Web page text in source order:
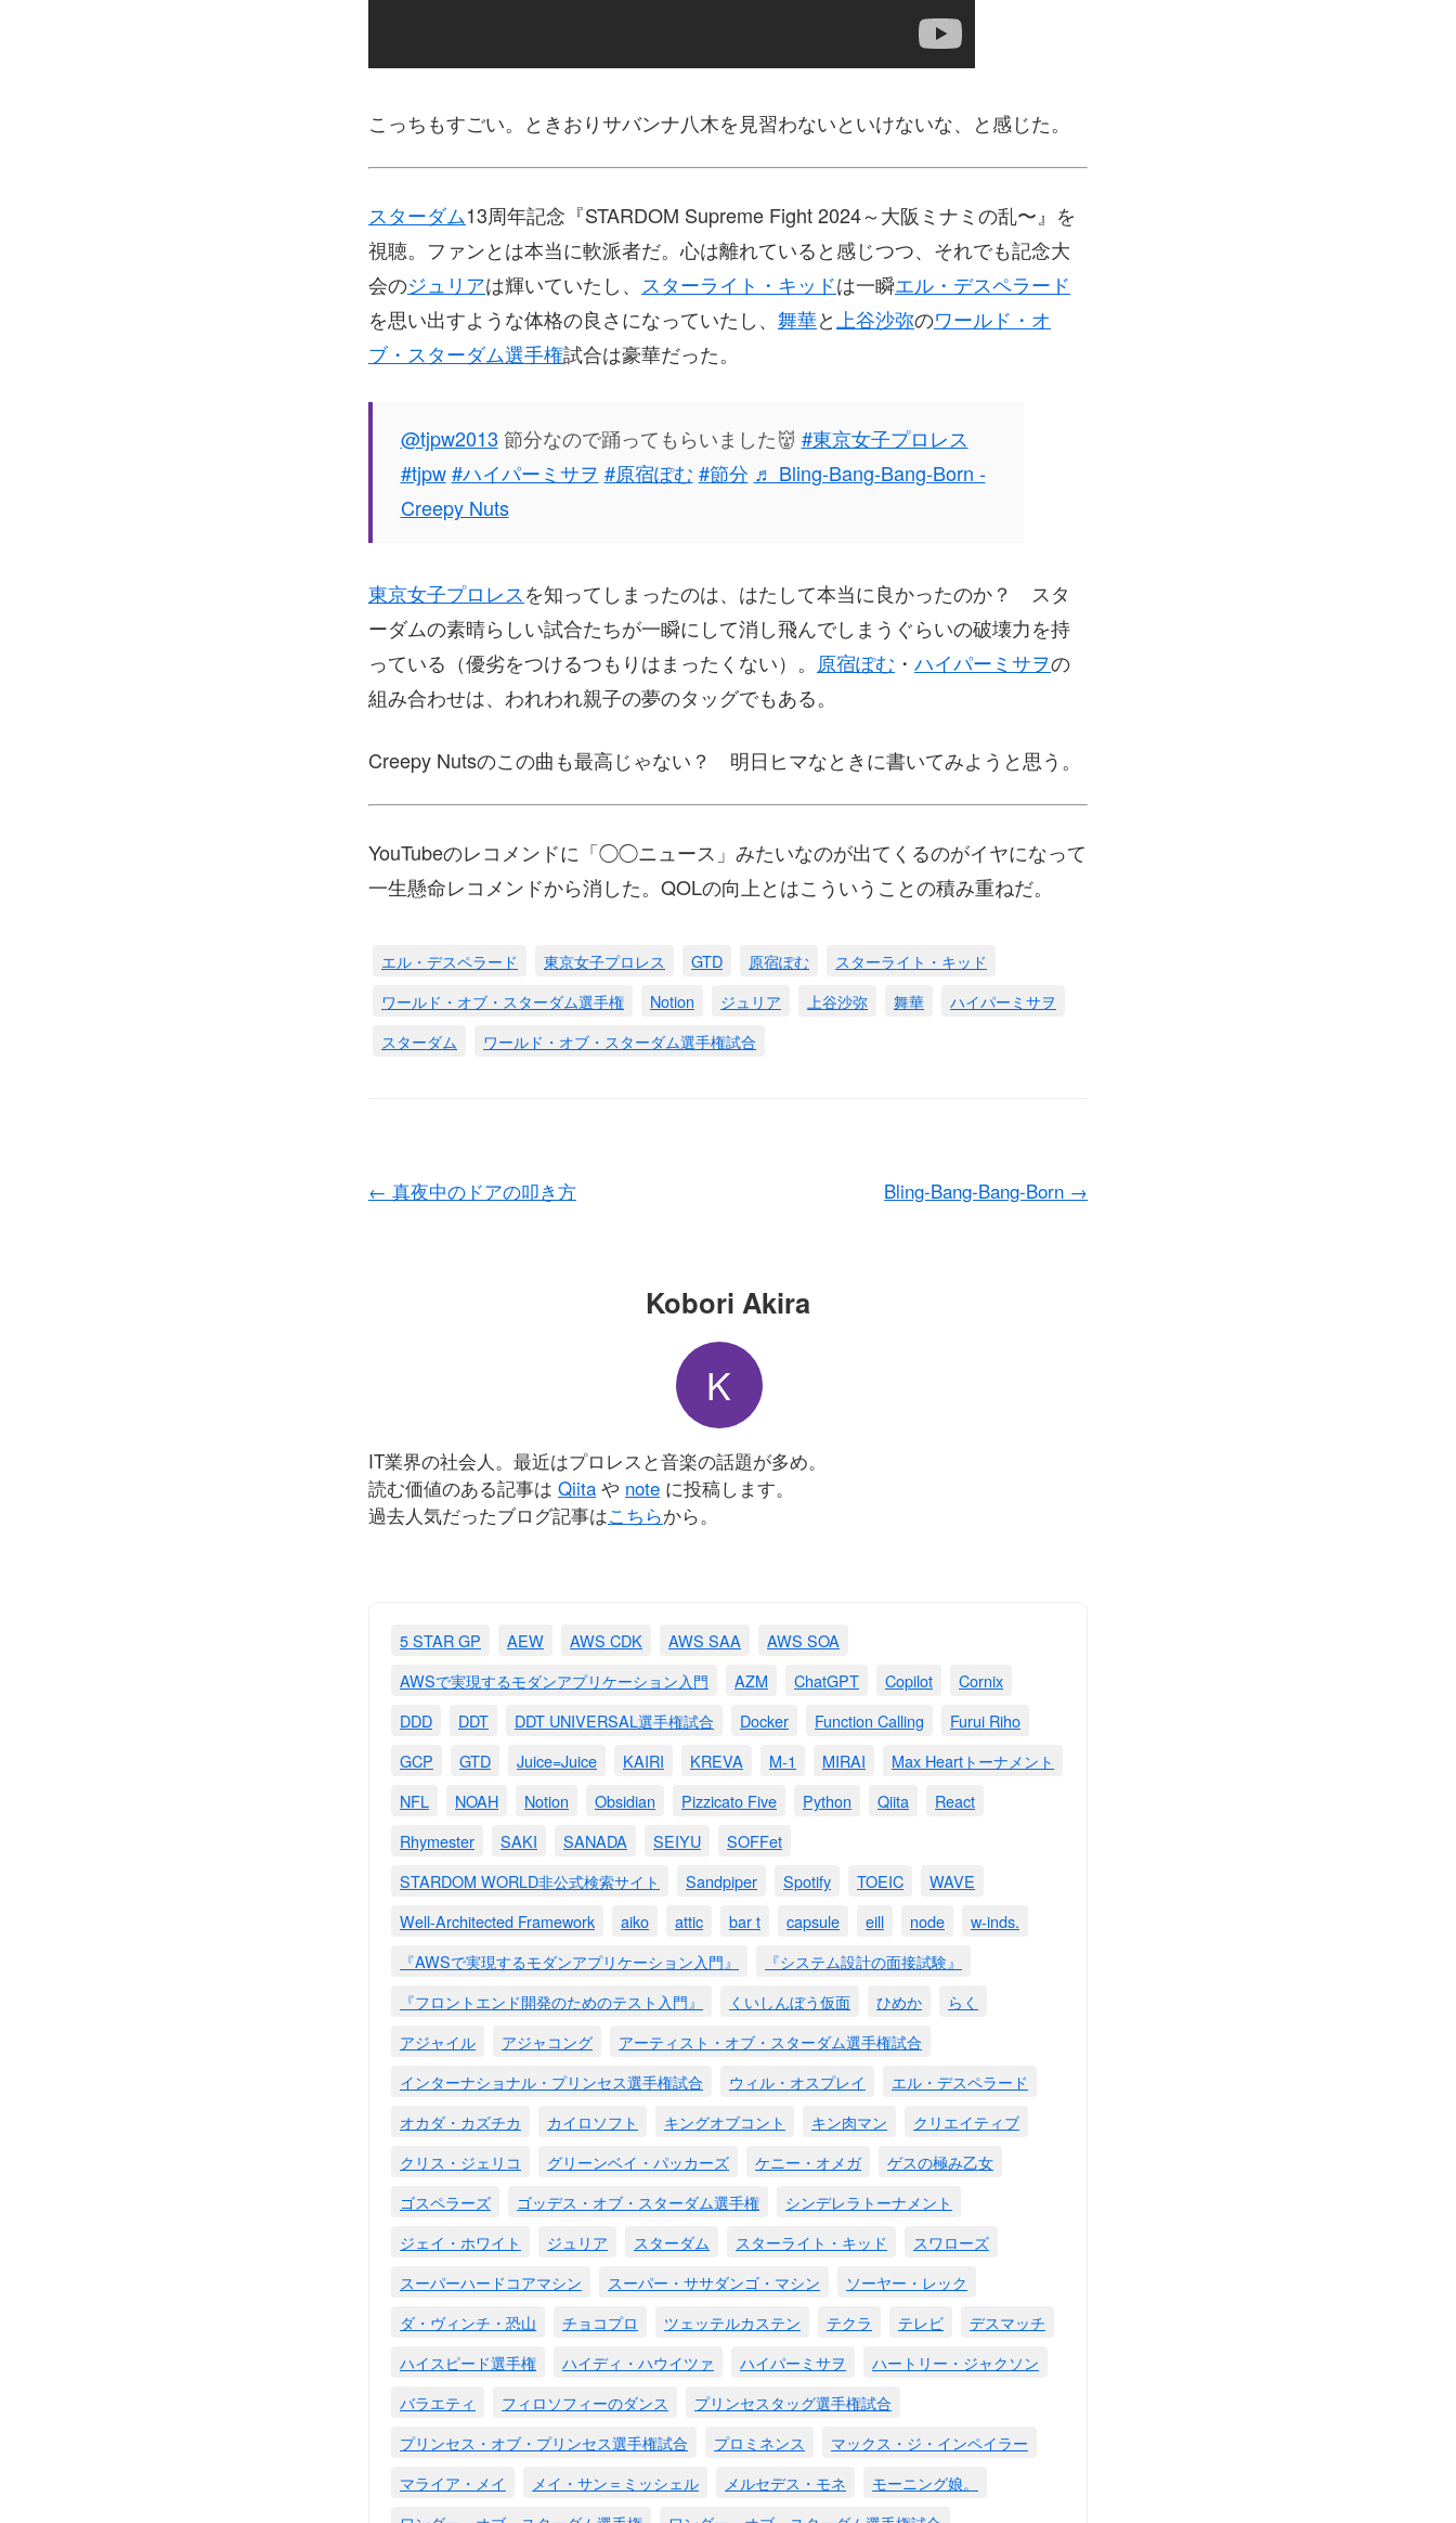
こっちもすごい。ときおりサバンナ八木を見習わないといけないな、と感じた。
スターダム13周年記念『STARDOM Supreme Fight 2024～大阪ミナミの乱〜』を
視聴。ファンとは本当に軟派者だ。心は離れていると感じつつ、それでも記念大
会のジュリアは輝いていたし、 スターライト・キッドは一瞬エル・デスペラード
を思い出すような体格の良さになっていたし、 舞華と 上谷沙弥のワールド・オ
ブ・スターダム選手権試合は豪華だった。
@tjpw2013 節分なので踊ってもらいました👹 #東京女子プロレス
#tjpw #ハイパーミサヲ #原宿ぽむ #節分 ♬ Bling-Bang-Bang-Born -
Creepy Nuts
東京女子プロレスを知ってしまったのは、はたして本当に良かったのか？ スタ
ーダムの素晴らしい試合たちが一瞬にして消し飛んでしまうぐらいの破壊力を持
っている（優劣をつけるつもりはまったくない）。 原宿ぽむ ・ ハイパーミサヲの
組み合わせは、われわれ親子の夢のタッグでもある。
Creepy Nutsのこの曲も最高じゃない？ 明日ヒマなときに書いてみようと思う。
YouTubeのレコメンドに「◯◯ニュース」みたいなのが出てくるのがイヤになって
一生懸命レコメンドから消した。QOLの向上とはこういうことの積み重ねだ。
エル・デスペラード 東京女子プロレス GTD 原宿ぽむ
スターライト・キッド
ワールド・オブ・スターダム選手権
Notion ジュリア 上谷沙弥 舞華
ハイパーミサヲ
スターダム
ワールド・オブ・スターダム選手権試合
← 真夜中のドアの叩き方 Bling-Bang-Bang-Born →
Kobori Akira
K
IT業界の社会人。最近はプロレスと音楽の話題が多め。
読む価値のある記事は Qiita や note に投稿します。
過去人気だったブログ記事はこちらから。
5 STAR GP AEW AWS CDK AWS SAA
AWS SOA
AWSで実現するモダンアプリケーション入門
AZM ChatGPT Copilot
Cornix
DDD
DDT DDT UNIVERSAL選手権試合 Docker Function Calling
Furui Riho
GCP
GTD Juice=Juice KAIRI KREVA M-1 MIRAI
Max Heartトーナメント
NFL
NOAH Notion Obsidian Pizzicato Five Python Qiita
React
Rhymester
SAKI SANADA SEIYU
SOFFet
STARDOM WORLD非公式検索サイト
Sandpiper Spotify TOEIC
WAVE
Well-Architected Framework
aiko attic bar t capsule eill node
w-inds.
『AWSで実現するモダンアプリケーション入門』
『システム設計の面接試験』
『フロントエンド開発のためのテスト入門』
くいしんぼう仮面 ひめか
らく
アジャイル
アジャコング
アーティスト・オブ・スターダム選手権試合
インターナショナル・プリンセス選手権試合
ウィル・オスプレイ
エル・デスペラード
オカダ・カズチカ
カイロソフト キングオブコント キン肉マン
クリエイティブ
クリス・ジェリコ
グリーンベイ・パッカーズ ケニー・オメガ
ゲスの極み乙女
ゴスペラーズ
ゴッデス・オブ・スターダム選手権
シンデレラトーナメント
ジェイ・ホワイト
ジュリア スターダム スターライト・キッド
スワローズ
スーパーハードコアマシン
スーパー・ササダンゴ・マシン
ソーヤー・レック
ダ・ヴィンチ・恐山
チョコプロ ツェッテルカステン テクラ テレビ
デスマッチ
ハイスピード選手権
ハイディ・ハウイツァ ハイパーミサヲ
ハートリー・ジャクソン
バラエティ
フィロソフィーのダンス
プリンセスタッグ選手権試合
プリンセス・オブ・プリンセス選手権試合
プロミネンス
マックス・ジ・インペイラー
マライア・メイ
メイ・サン＝ミッシェル メルセデス・モネ
モーニング娘。